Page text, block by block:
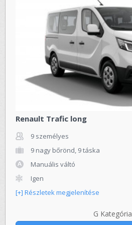
Renault Trafic long
9 személyes
9 nagy bőrönd, 9 táska
Manuális váltó
Igen
[+] Részletek megjelenítése
G Kategória